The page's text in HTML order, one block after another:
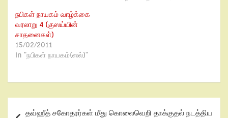
நபிகள் நாயகம் வாழ்க்கை
வரலாறு 4 (குஸய்யின்
சாதனைகள்)
15/02/2011
In "நபிகள் நாயகம்(ஸல்)"
தவ்ஹீத் சகோதரர்கள் மீது கொலைவெறி தாக்குதல் நடத்திய